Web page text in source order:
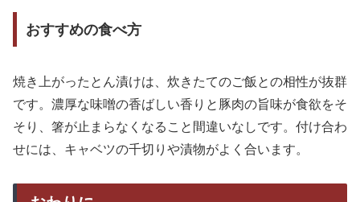
おすすめの食べ方
焼き上がったとん漬けは、炊きたてのご飯との相性が抜群
です。濃厚な味噌の香ばしい香りと豚肉の旨味が食欲をそ
そり、箸が止まらなくなること間違いなしです。付け合わ
せには、キャベツの千切りや漬物がよく合います。